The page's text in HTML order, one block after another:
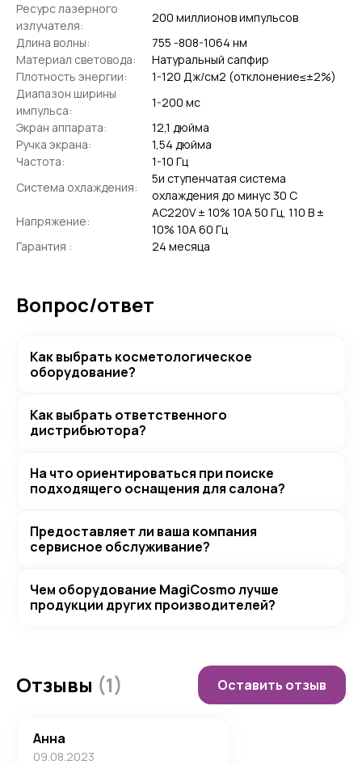
Ресурс лазерного
излучателя:
200 миллионов импульсов
Длина волны:
755 -808-1064 нм
Материал световода:
Натуральный сапфир
Плотность энергии:
1-120 Дж/см2 (отклонение≤±2%)
Диапазон ширины
импульса:
1-200 мс
Экран аппарата:
12,1 дюйма
Ручка экрана:
1,54 дюйма
Частота:
1-10 Гц
Система охлаждения:
5и ступенчатая система
охлаждения до минус 30 С
Напряжение:
AC220V ± 10% 10A 50 Гц, 110 В ±
10% 10A 60 Гц
Гарантия :
24 месяца
Вопрос/ответ
Как выбрать косметологическое
оборудование?
Как выбрать ответственного
дистрибьютора?
На что ориентироваться при поиске
подходящего оснащения для салона?
Предоставляет ли ваша компания
сервисное обслуживание?
Чем оборудование MagiCosmo лучше
продукции других производителей?
Отзывы (1) Оставить отзыв
Анна
09.08.2023